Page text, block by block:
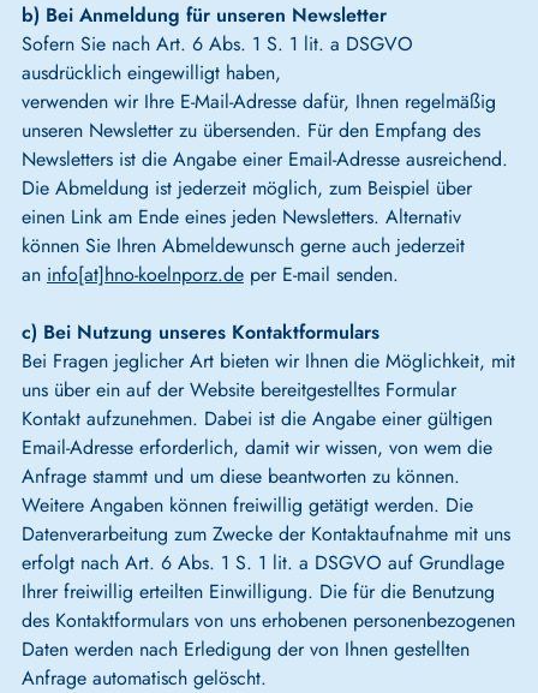
b) Bei Anmeldung für unseren Newsletter
Sofern Sie nach Art. 6 Abs. 1 S. 1 lit. a DSGVO
ausdrücklich eingewilligt haben,
verwenden wir Ihre E-Mail-Adresse dafür, Ihnen regelmäßig
unseren Newsletter zu übersenden. Für den Empfang des
Newsletters ist die Angabe einer Email-Adresse ausreichend.
Die Abmeldung ist jederzeit möglich, zum Beispiel über
einen Link am Ende eines jeden Newsletters. Alternativ
können Sie Ihren Abmeldewunsch gerne auch jederzeit
an info[at]hno-koelnporz.deper E-mail senden.
c) Bei Nutzung unseres Kontaktformulars
Bei Fragen jeglicher Art bieten wir Ihnen die Möglichkeit, mit
uns über ein auf der Website bereitgestelltes Formular
Kontakt aufzunehmen. Dabei ist die Angabe einer gültigen
Email-Adresse erforderlich, damit wir wissen, von wem die
Anfrage stammt und um diese beantworten zu können.
Weitere Angaben können freiwillig getätigt werden. Die
Datenverarbeitung zum Zwecke der Kontaktaufnahme mit uns
erfolgt nach Art. 6 Abs. 1 S. 1 lit. a DSGVO auf Grundlage
Ihrer freiwillig erteilten Einwilligung. Die für die Benutzung
des Kontaktformulars von uns erhobenen personenbezogenen
Daten werden nach Erledigung der von Ihnen gestellten
Anfrage automatisch gelöscht.